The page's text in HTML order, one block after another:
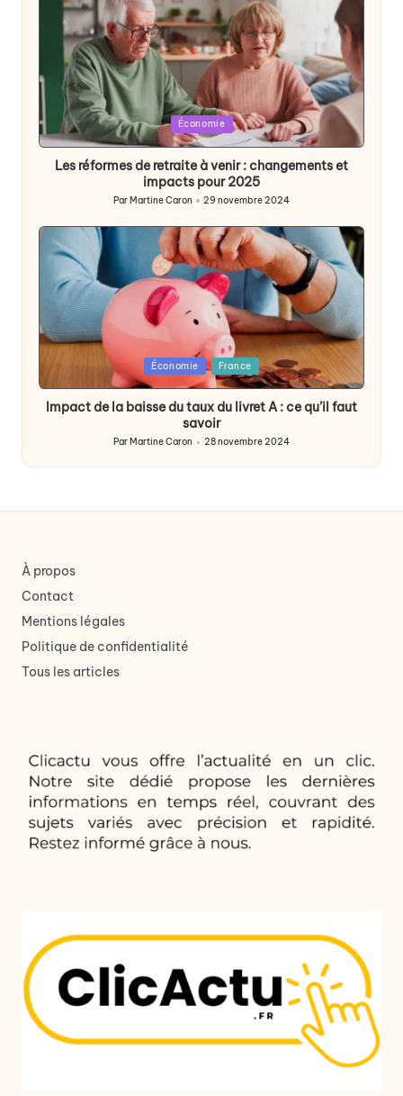
Posted
in
Économie
Les réformes de retraite à venir : changements et
impacts pour 2025
Publié
par
ParMartine Caron 29 novembre 2024
Économie France
Impact de la baisse du taux du livret A : ce qu’il faut
savoir
par
Par Martine Caron 28 novembre 2024
À propos
Contact
Mentions légales
Politique de confidentialité
Tous les articles